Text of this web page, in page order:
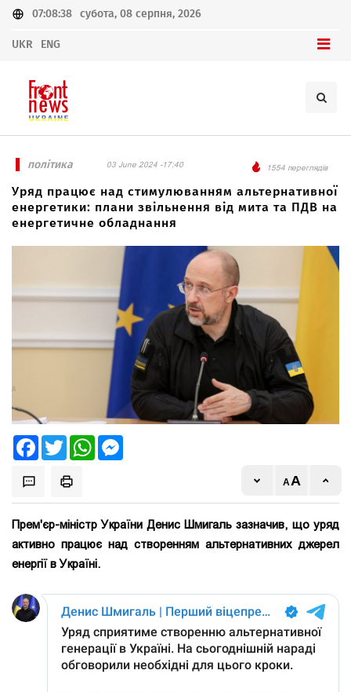
07:08:38 субота, 08 серпня, 2026
UKR ENG
політика 03 June 2024 -17:40 1554 переглядів
Уряд працює над стимулюванням альтернативної
енергетики: плани звільнення від мита та ПДВ на
енергетичне обладнання
FacebookTwitter WhatsApp
Прем'єр-міністр України Денис Шмигаль зазначив, що уряд
активно працює над створенням альтернативних джерел
енергії в Україні.